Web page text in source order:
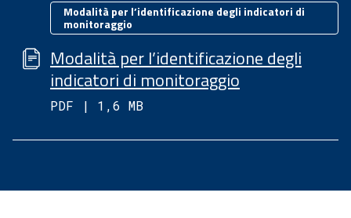
Modalità per l’identificazione degli
indicatori di monitoraggio
Categorie
Modalità per l’identificazione degli indicatori di
monitoraggio
PDF | 1,6 MB